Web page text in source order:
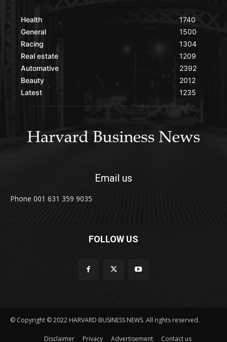
Health
General
Racing
Real estate
Automative
Beauty
Latest
1740
1500
1304
1209
2392
2012
1235
Email us
Phone 001 631 359 9035
FOLLOW US
© Copyright © 2022 HARVARD BUSINESS NEWS. All rights reserved.
Disclaimer Privacy Advertisement Contact us